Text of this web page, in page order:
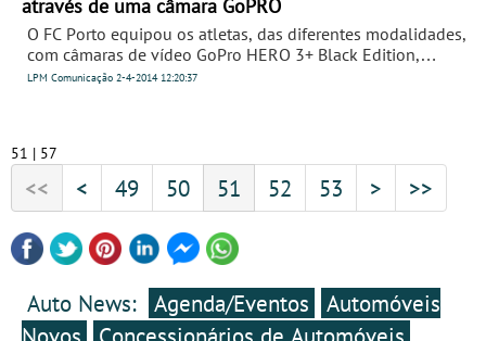
através de uma câmara GoPRO
O FC Porto equipou os atletas, das diferentes modalidades,
com câmaras de vídeo GoPro HERO 3+ Black Edition,
cedidas pela empresa D’Maker e criou o vídeo “Algo que
LPM Comunicação 2-4-201412:20:37
51 | 57
<< < 49 50 51 52 53 > >>
Auto News: Agenda/Eventos
Automóveis